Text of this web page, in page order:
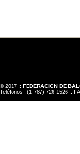
© 2017 :: FEDERACION DE
Teléfonos : (1-787) 726-1526 ::